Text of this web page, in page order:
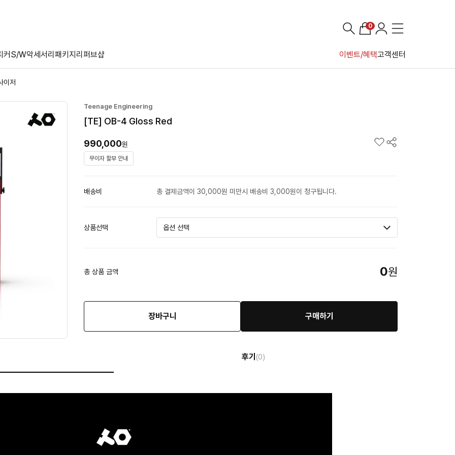
커S/W악세서리 패키지리퍼브샵 이벤트/혜택고객센터
0
이저
Teenage Engineering
[TE] OB-4 Gloss Red
990,000원
무이자 할부 안내
배송비 총 결제금액이 30,000원 미만시 배송비 3,000원이 청구됩니다.
상품선택
총 상품 금액 0원
장바구니 구매하기
후기 (0)